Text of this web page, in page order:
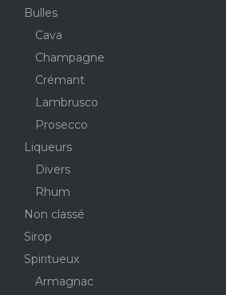
Bulles
Cava
Champagne
Crémant
Lambrusco
Prosecco
Liqueurs
Divers
Rhum
Non classé
Sirop
Spiritueux
Armagnac